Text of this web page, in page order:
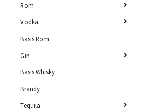
Rom
Vodka
Basis Rom
Gin
Basis Whisky
Brandy
Tequila